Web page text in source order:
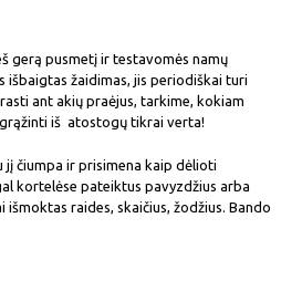
gerą pusmetį ir testavomės namų
išbaigtas žaidimas, jis periodiškai turi
ant akių praėjus, tarkime, kokiam
iš atostogų tikrai verta!
jį čiumpa ir prisimena kaip dėlioti
kortelėse pateiktus pavyzdžius arba
išmoktas raides, skaičius, žodžius. Bando